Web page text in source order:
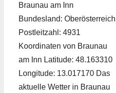
Braunau am Inn
Bundesland: Oberösterreich
Postleitzahl: 4931
Koordinaten von Braunau
am Inn Latitude: 48.163310
Longitude: 13.017170 Das
aktuelle Wetter in Braunau